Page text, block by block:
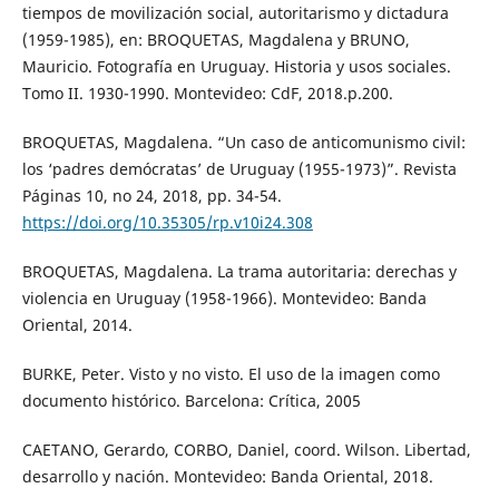
tiempos de movilización social, autoritarismo y dictadura
(1959-1985), en: BROQUETAS, Magdalena y BRUNO,
Mauricio. Fotografía en Uruguay. Historia y usos sociales.
Tomo II. 1930-1990. Montevideo: CdF, 2018.p.200.
BROQUETAS, Magdalena. “Un caso de anticomunismo civil:
los ‘padres demócratas’ de Uruguay (1955-1973)”. Revista
Páginas 10, no 24, 2018, pp. 34-54.
https://doi.org/10.35305/rp.v10i24.308
BROQUETAS, Magdalena. La trama autoritaria: derechas y
violencia en Uruguay (1958-1966). Montevideo: Banda
Oriental, 2014.
BURKE, Peter. Visto y no visto. El uso de la imagen como
documento histórico. Barcelona: Crítica, 2005
CAETANO, Gerardo, CORBO, Daniel, coord. Wilson. Libertad,
desarrollo y nación. Montevideo: Banda Oriental, 2018.